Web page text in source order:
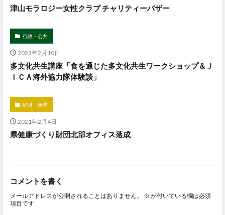
津山モラロジー女性クラブ チャリティーバザー
行政・公共
2023年2月10日
多文化共生講座「食を通じた多文化共生ワークショップ＆Ｊ
ＩＣＡ海外協力隊体験談」
経済・産業
2021年2月4日
県健康づくり財団北部オフィス落成
コメントを書く
メールアドレスが公開されることはありません。 ※ が付いている欄は必須
項目です